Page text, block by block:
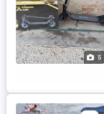
5